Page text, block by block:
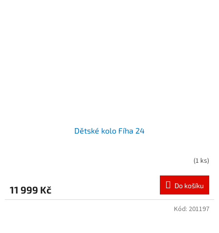
Dětské kolo Fíha 24
(1 ks)
11 999 Kč Do košíku
Kód: 201197